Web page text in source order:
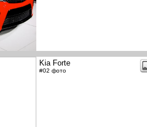
Kia Forte
#02 фото